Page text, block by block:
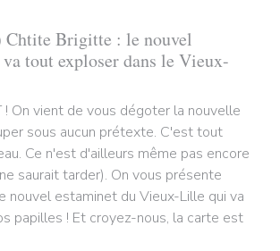
Chtite Brigitte : le nouvel
tout exploser dans le Vieux-
! On vient de vous dégoter la nouvelle
sous aucun prétexte. C'est tout
Ce n'est d'ailleurs même pas encore
saurait tarder). On vous présente
nouvel estaminet du Vieux-Lille qui va
papilles ! Et croyez-nous, la carte est